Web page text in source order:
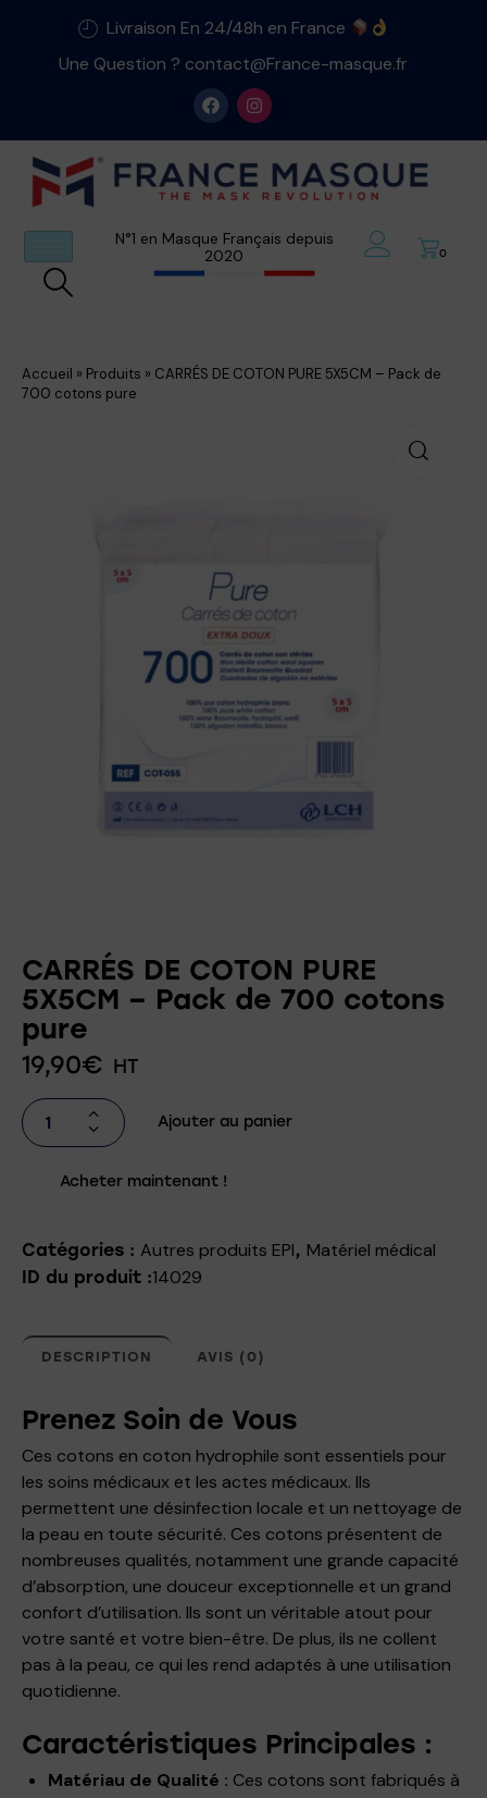
Livraison En 24/48h en France
Une Question ? contact@France-masque.fr
N°1 en Masque Français depuis
2020
0
Accueil » Produits » CARRÉS DE COTON PURE 5X5CM – Pack de
700 cotons pure
CARRÉS DE COTON PURE
5X5CM – Pack de 700 cotons
pure
19,90€ HT
Ajouter au panier
Acheter maintenant !
Catégories : Autres produits EPI, Matériel médical
ID du produit :14029
DESCRIPTION AVIS (0)
Prenez Soin de Vous
Ces cotons en coton hydrophile sont essentiels pour
les soins médicaux et les actes médicaux. Ils
permettent une désinfection locale et un nettoyage de
la peau en toute sécurité. Ces cotons présentent de
nombreuses qualités, notamment une grande capacité
d’absorption, une douceur exceptionnelle et un grand
confort d’utilisation. Ils sont un véritable atout pour
votre santé et votre bien-être. De plus, ils ne collent
pas à la peau, ce qui les rend adaptés à une utilisation
quotidienne.
Caractéristiques Principales :
Matériau de Qualité : Ces cotons sont fabriqués à